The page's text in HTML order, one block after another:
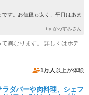
す。お値段も安く、平日はあま
by かわすみさん
異なります。 詳しくはホテ
3,000以上利用で2時間無料
1万人 以上が体験
ラダバーや肉料理、シェフ